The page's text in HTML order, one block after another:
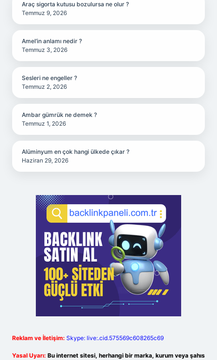
Araç sigorta kutusu bozulursa ne olur ?
Temmuz 9, 2026
Amel’in anlamı nedir ?
Temmuz 3, 2026
Sesleri ne engeller ?
Temmuz 2, 2026
Ambar gümrük ne demek ?
Temmuz 1, 2026
Alüminyum en çok hangi ülkede çıkar ?
Haziran 29, 2026
Reklam ve İletişim: Skype: live:.cid.575569c608265c69
Yasal Uyarı: Bu internet sitesi, herhangi bir marka, kurum veya şahıs